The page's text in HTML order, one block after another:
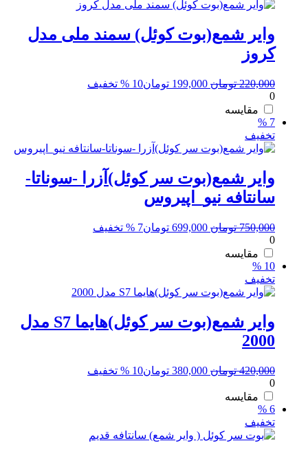
وایر شمع(بوت کوئل) سمند ملی مدل
کروز
220,000 تومان قیمت
199,000 تومان10 % تخفیف
0
مقایسه
7 %
تخفیف
وایر شمع(بوت سر کوئل)آزرا -سوناتا-
سانتافه نیو_اپیروس
750,000 تومان قیمت
699,000 تومان7 % تخفیف
0
مقایسه
10 %
تخفیف
وایر شمع(بوت سر کوئل)هایما S7 مدل
2000
420,000 تومان قیمت
380,000 تومان10 % تخفیف
0
مقایسه
6 %
تخفیف